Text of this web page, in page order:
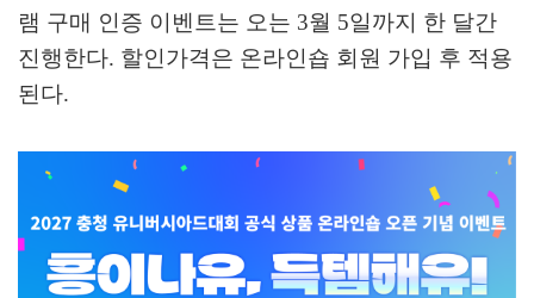
램 구매 인증 이벤트는 오는 3월 5일까지 한 달간
진행한다. 할인가격은 온라인숍 회원 가입 후 적용
된다.